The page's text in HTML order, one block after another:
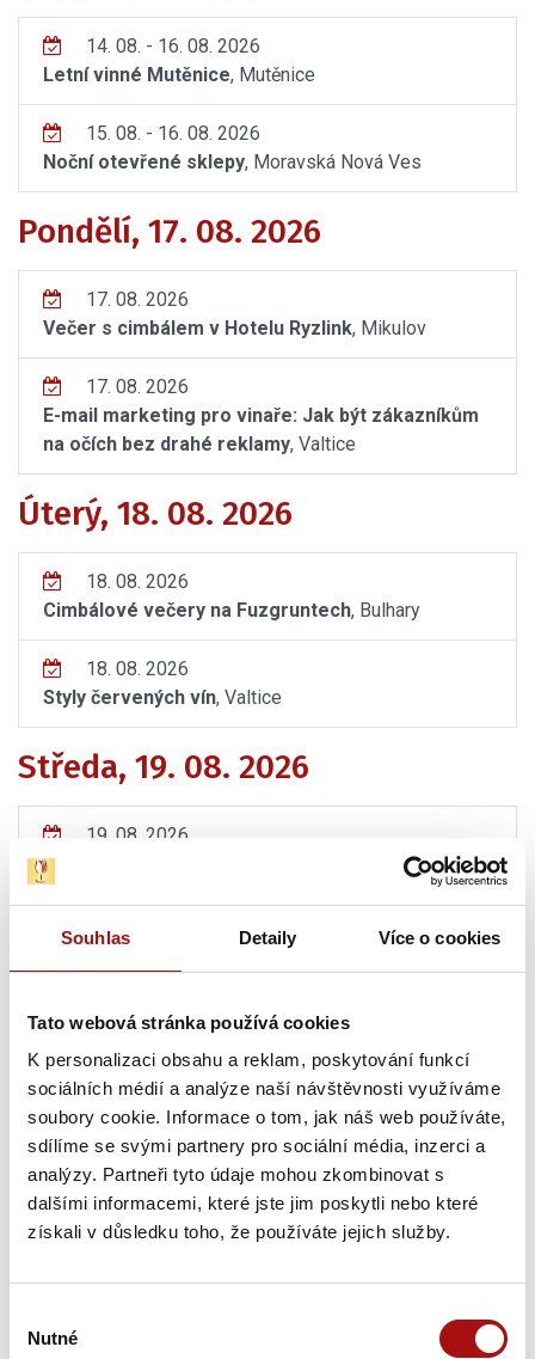
Souhlas Detaily Více o cookies
Tato webová stránka používá cookies
K personalizaci obsahu a reklam, poskytování funkcí
sociálních médií a analýze naší návštěvnosti využíváme
soubory cookie. Informace o tom, jak náš web používáte,
sdílíme se svými partnery pro sociální média, inzerci a
analýzy. Partneři tyto údaje mohou zkombinovat s
dalšími informacemi, které jste jim poskytli nebo které
získali v důsledku toho, že používáte jejich služby.
souhlasu
Nutné
14. 08. - 16. 08. 2026
Letní vinné Mutěnice, Mutěnice
15. 08. - 16. 08. 2026
Noční otevřené sklepy, Moravská Nová Ves
Pondělí, 17. 08. 2026
17. 08. 2026
Večer s cimbálem v Hotelu Ryzlink, Mikulov
17. 08. 2026
E-mail marketing pro vinaře: Jak být zákazníkům
na očích bez drahé reklamy, Valtice
Úterý, 18. 08. 2026
18. 08. 2026
Cimbálové večery na Fuzgruntech, Bulhary
18. 08. 2026
Styly červených vín, Valtice
Středa, 19. 08. 2026
19. 08. 2026
Exkurze ve Vinařství Fučík
Degustační středa ve Vinařství Fučík
, Mikulov
19. 08. 2026
Mikulecké búdy s průvodcem
19. 08. 2026
Pravidelné letní degustace vín s prohlídkou
Vinařství Lahofer, Dobšice
Čtvrtek, 20. 08. 2026
VALTICE